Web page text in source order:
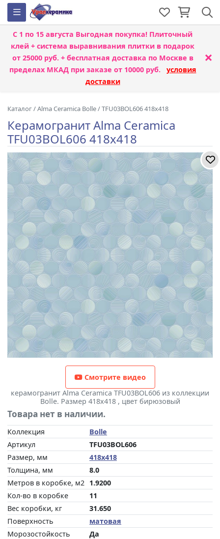
С 1 по 15 августа Выгодная покупка! Плиточный
клей + система выравнивания плитки в подарок
от 25000 руб. + бесплатная доставка по Москве в
пределах МКАД при заказе от 10000 руб. условия
доставки
×
Каталог/Alma Ceramica Bolle/TFU03BOL606 418x418
Керамогранит Alma Ceramica
TFU03BOL606 418x418
Смотрите видео
керамогранит Alma Ceramica TFU03BOL606 из коллекции
Bolle. Размер 418x418 , цвет бирюзовый
Товара нет в наличии.
Коллекция
Bolle
Артикул
TFU03BOL606
Размер, мм
418x418
Толщина, мм
8.0
Метров в коробке, м2 1.9200
Кол-во в коробке
11
Вес коробки, кг
31.650
Поверхность
матовая
Морозостойкость
Да